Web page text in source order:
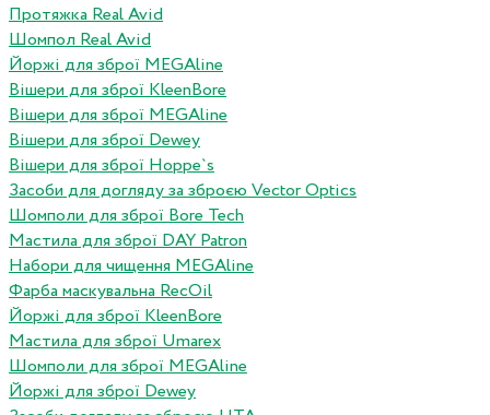
Протяжка Real Avid
Шомпол Real Avid
Йоржі для зброї MEGAline
Вішери для зброї KleenBore
Вішери для зброї MEGAline
Вішери для зброї Dewey
Вішери для зброї Hoppe`s
Засоби для догляду за зброєю Vector Optics
Шомполи для зброї Bore Tech
Мастила для зброї DAY Patron
Набори для чищення MEGAline
Фарба маскувальна RecOil
Йоржі для зброї KleenBore
Мастила для зброї Umarex
Шомполи для зброї MEGAline
Йоржі для зброї Dewey